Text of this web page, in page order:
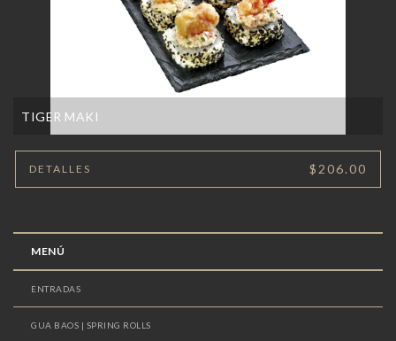
TIGER MAKI
DETALLES $206.00
MENÚ
ENTRADAS
GUA BAOS | SPRING ROLLS